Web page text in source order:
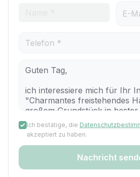
Ich bestätige, die
akzeptiert zu haben.
Nachricht